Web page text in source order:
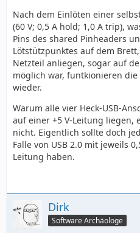
Nach dem Einlöten einer
(60 V; 0,5 A hold; 1,0 A trip),
Pins des shared Pinheaders
Lötstützpunktes auf dem
Netzteil anliegen, sogar auf
möglich war, funtkionieren die
wieder.
Warum alle vier Heck-USB-
auf einer +5 V-Leitung
nicht. Eigentlich sollte doch
Falle von USB 2.0 mit jeweils
Leitung haben.
Dirk
Software Archäologe